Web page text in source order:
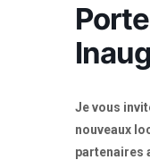
Je vous
nouveaux
partenaires